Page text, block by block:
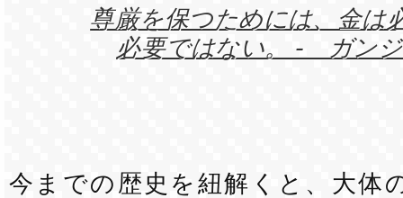
尊厳を保つためには、金は
必要ではない。 - ガン
今までの歴史を紐解くと、大体